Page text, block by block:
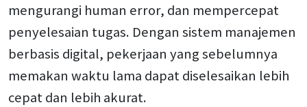
mengurangi human error, dan mempercepat
penyelesaian tugas. Dengan sistem manajemen
berbasis digital, pekerjaan yang sebelumnya
memakan waktu lama dapat diselesaikan lebih
cepat dan lebih akurat.